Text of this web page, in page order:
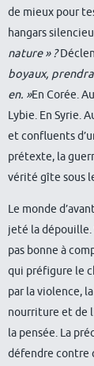
de mieux pour
hangars
nature » ?
boyaux,
en. »En Corée.
Lybie. En Syrie.
et confluents
prétexte, la
vérité gîte sous
Le monde
jeté la dépouille.
pas bonne à
qui préfigure le
par la violence,
nourriture et de
la pensée. La
défendre contre